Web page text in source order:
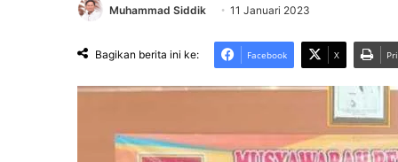
Muhammad Siddik 11 Januari 2023
Bagikan berita ini ke: Facebook X